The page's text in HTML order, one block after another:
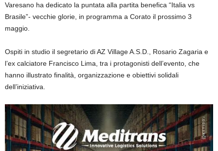
Varesano ha dedicato la puntata alla partita benefica “Italia vs
Brasile”- vecchie glorie, in programma a Corato il prossimo 3
maggio.
Ospiti in studio il segretario di AZ Village A.S.D., Rosario Zagaria e
l’ex calciatore Francisco Lima, tra i protagonisti dell’evento, che
hanno illustrato finalità, organizzazione e obiettivi solidali
dell’iniziativa.